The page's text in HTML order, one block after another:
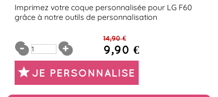
Imprimez votre coque personnalisée pour LG F60
grâce à notre outils de personnalisation
14,90 €
9,90 €
JE PERSONNALISE